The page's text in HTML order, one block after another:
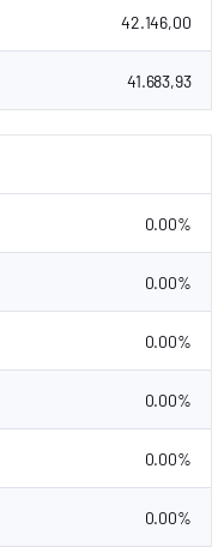
42.146,00
41.683,93
0.00%
0.00%
0.00%
0.00%
0.00%
0.00%